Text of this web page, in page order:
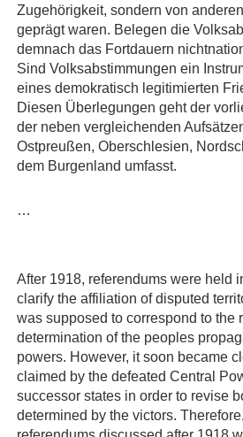
Zugehörigkeit, sondern von
geprägt waren. Belegen die
demnach das Fortdauern
Sind Volksabstimmungen ein
eines demokratisch legitimierten
Diesen Überlegungen geht der
der neben vergleichenden
Ostpreußen, Oberschlesien,
dem Burgenland umfasst.
After 1918, referendums were held
clarify the affiliation of disputed
was supposed to correspond to the
determination of the peoples
powers. However, it soon became
claimed by the defeated Central
successor states in order to revise
determined by the victors.